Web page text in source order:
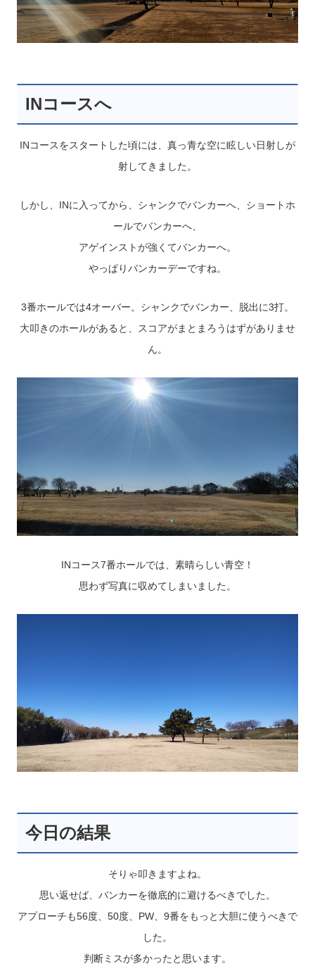
INコースへ
INコースをスタートした頃には、真っ青な空に眩しい日射しが
射してきました。
しかし、INに入ってから、シャンクでバンカーへ、ショートホ
ールでバンカーへ、
アゲインストが強くてバンカーへ。
やっぱりバンカーデーですね。
3番ホールでは4オーバー。シャンクでバンカー、脱出に3打。
大叩きのホールがあると、スコアがまとまろうはずがありませ
ん。
INコース7番ホールでは、素晴らしい青空！
思わず写真に収めてしまいました。
今日の結果
そりゃ叩きますよね。
思い返せば、バンカーを徹底的に避けるべきでした。
アプローチも56度、50度、PW、9番をもっと大胆に使うべきで
した。
判断ミスが多かったと思います。